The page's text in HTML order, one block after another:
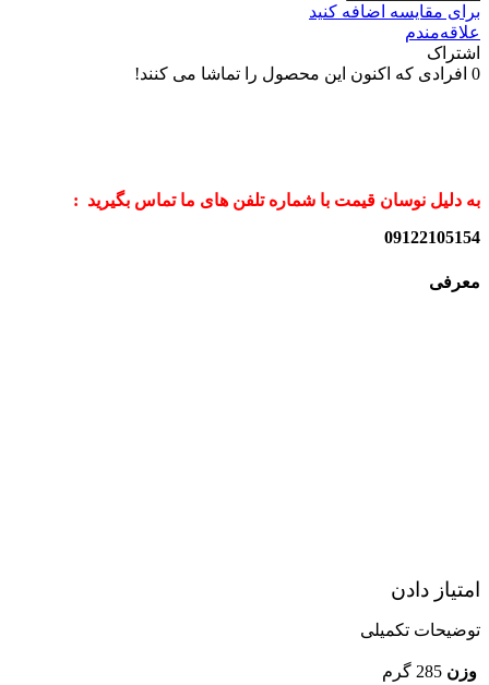
برای مقایسه اضافه کنید
علاقه‌مندم
اشتراک
0 افرادی که اکنون این محصول را تماشا می کنند!
به دلیل نوسان قیمت با شماره تلفن های ما تماس بگیرید :
09122105154
معرفی
امتیاز دادن
توضیحات تکمیلی
وزن 285 گرم